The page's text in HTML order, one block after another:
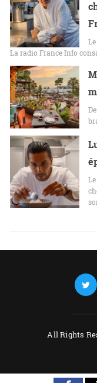
La radio France Info
All Rights